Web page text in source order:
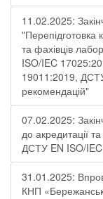
11.02.2025:
"Перепідготовка
та фахівців
ISO/IEC
19011:2019,
рекомендацій"
07.02.2025:
до акредитації
ДСТУ EN ISO/
31.01.2025:
КНП